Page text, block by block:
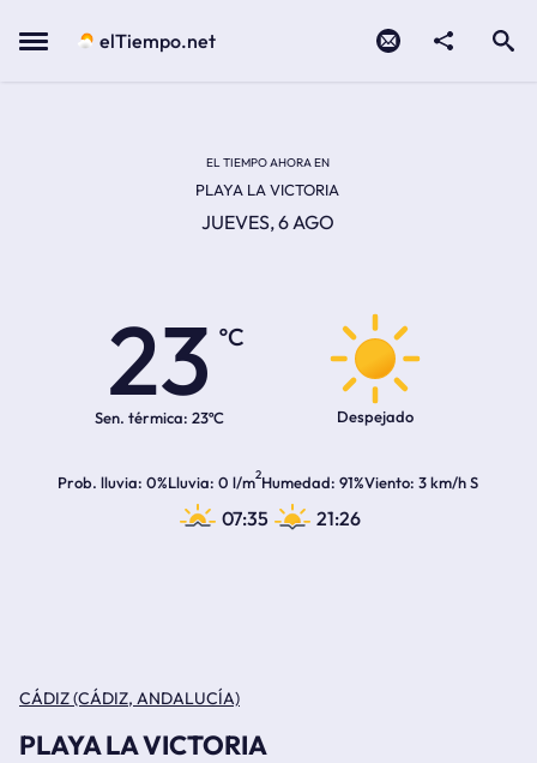
Menu elTiempo.net
EL TIEMPO AHORA EN
PLAYA LA VICTORIA
JUEVES, 6 AGO
23
ºC
Sen. térmica: 23ºC Despejado
Prob. lluvia 0%Lluvia 0 l/m2Humedad 91%Viento 3 km/h S
07:35 21:26
CÁDIZ (CÁDIZ, ANDALUCÍA)
PLAYA LA VICTORIA